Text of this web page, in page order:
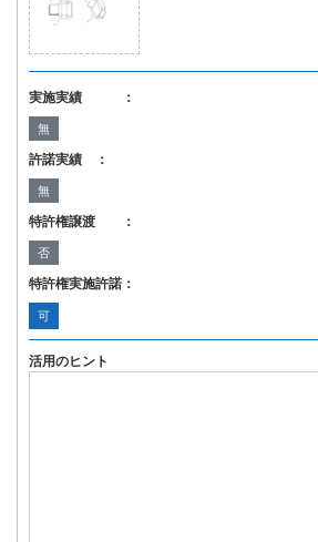
実施実績 ：
無
許諾実績 ：
無
特許権譲渡 ：
否
特許権実施許諾：
可
活用のヒント